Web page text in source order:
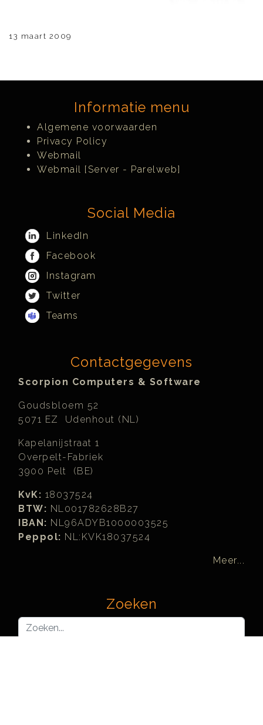
13 maart 2009
Informatie menu
Algemene voorwaarden
Privacy Policy
Webmail
Webmail [Server - Parelweb]
Social Media
LinkedIn
Facebook
Instagram
Twitter
Teams
Contactgegevens
Scorpion Computers & Software
Goudsbloem 52
5071 EZ Udenhout (NL)
Kapelanijstraat 1
Overpelt-Fabriek
3900 Pelt (BE)
KvK: 18037524
BTW: NL001782628B27
IBAN: NL96ADYB1000003525
Peppol: NL:KVK18037524
Meer...
Zoeken
Zoeken...